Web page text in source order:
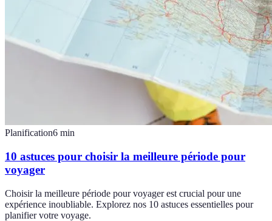
Planification6 min
10 astuces pour choisir la meilleure période pour
voyager
Choisir la meilleure période pour voyager est crucial pour une
expérience inoubliable. Explorez nos 10 astuces essentielles pour
planifier votre voyage.